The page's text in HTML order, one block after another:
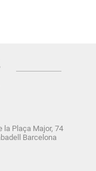
la Plaça Major, 74
Barcelona